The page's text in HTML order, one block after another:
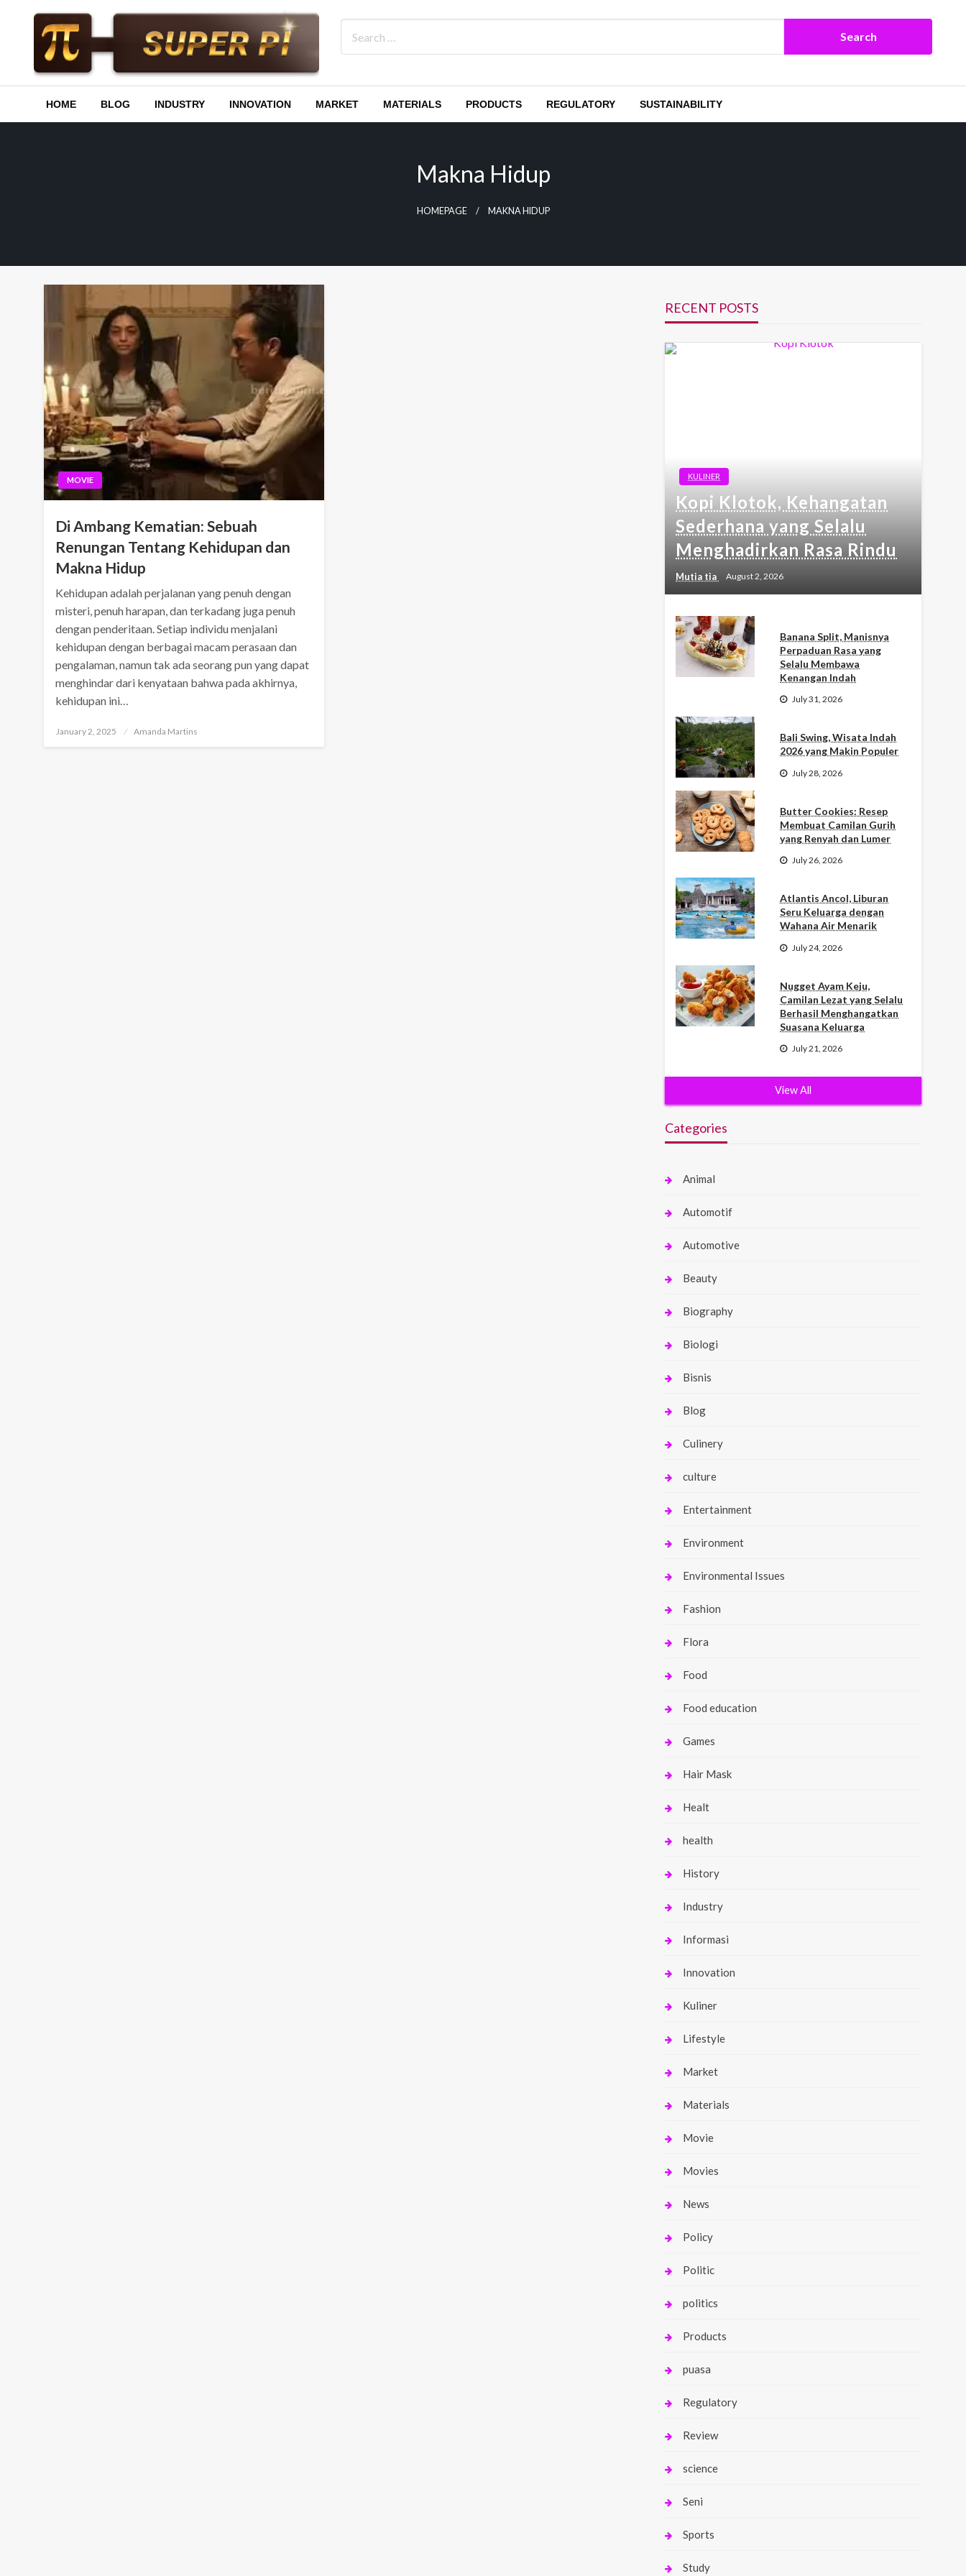
Superpi
HOME BLOG INDUSTRY INNOVATION MARKET MATERIALS PRODUCTS REGULATORY SUSTAINABILITY
Makna Hidup
HOMEPAGE MAKNA HIDUP
MOVIE
Di Ambang Kematian: Sebuah
Renungan Tentang Kehidupan dan
Makna Hidup
Kehidupan adalah perjalanan yang penuh dengan
misteri, penuh harapan, dan terkadang juga penuh
dengan penderitaan. Setiap individu menjalani
kehidupan dengan berbagai macam perasaan dan
pengalaman, namun tak ada seorang pun yang dapat
menghindar dari kenyataan bahwa pada akhirnya,
kehidupan ini…
Posted
January 2, 2025 Amanda Martins
RECENT POSTS
KULINER
Kopi Klotok, Kehangatan
Sederhana yang Selalu
Menghadirkan Rasa Rindu
Mutia tia August 2, 2026
Banana Split, Manisnya
Perpaduan Rasa yang
Selalu Membawa
Kenangan Indah
July 31, 2026
Bali Swing, Wisata Indah
2026 yang Makin Populer
July 28, 2026
Butter Cookies: Resep
Membuat Camilan Gurih
yang Renyah dan Lumer
July 26, 2026
Atlantis Ancol, Liburan
Seru Keluarga dengan
Wahana Air Menarik
July 24, 2026
Nugget Ayam Keju,
Camilan Lezat yang Selalu
Berhasil Menghangatkan
Suasana Keluarga
July 21, 2026
View All
Categories
Animal
Automotif
Automotive
Beauty
Biography
Biologi
Bisnis
Blog
Culinery
culture
Entertainment
Environment
Environmental Issues
Fashion
Flora
Food
Food education
Games
Hair Mask
Healt
health
History
Industry
Informasi
Innovation
Kuliner
Lifestyle
Market
Materials
Movie
Movies
News
Policy
Politic
politics
Products
puasa
Regulatory
Review
science
Seni
Sports
Study